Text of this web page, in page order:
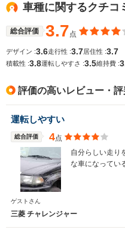
WLTCモード
燃費
車種に関するクチコ
総合評価 3.7 点
デザイン :3.6走行性 :3.7居住性 :3.7
積載性 :3.8運転しやすさ :3.5維持費 :
評価の高いレビュー・評
運転しやすい
総合評価 4点
自分らしい走り
な車になってい
ゲストさん
三菱 チャレンジャー